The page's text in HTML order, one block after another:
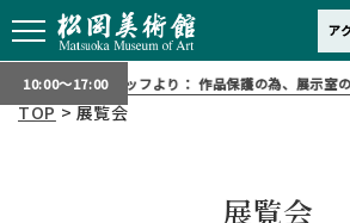
ア
10:00～17:00スタッフより：作品保護の為、展示室の
TOP> 展覧会
展覧会